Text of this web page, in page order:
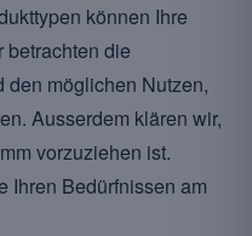
können Ihre
betrachten die
den möglichen Nutzen,
Ausserdem klären wir,
vorzuziehen ist.
Ihren Bedürfnissen am